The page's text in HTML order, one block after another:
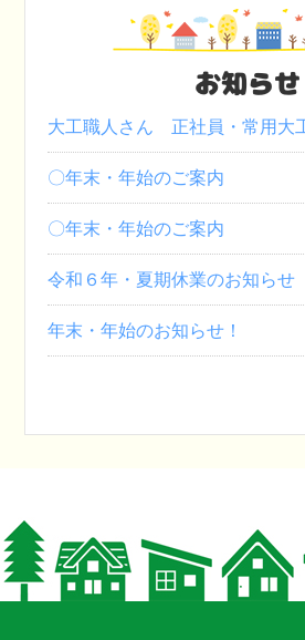
お知らせ
大工職人さん 正社員・常用大
〇年末・年始のご案内
〇年末・年始のご案内
令和６年・夏期休業のお知らせ
年末・年始のお知らせ！